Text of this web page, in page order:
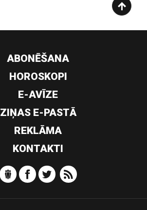
ABONĒŠANA
HOROSKOPI
E-AVĪZE
ZIŅAS E-PASTĀ
REKLĀMA
KONTAKTI